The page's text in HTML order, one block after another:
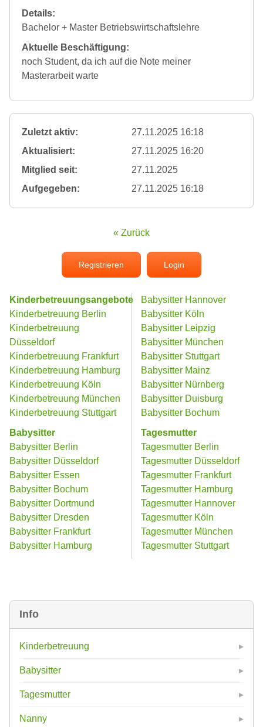
Info
Kinderbetreuung
Babysitter
Tagesmutter
Nanny
Details:
Bachelor + Master Betriebswirtschaftslehre
Aktuelle Beschäftigung:
noch Student, da ich auf die Note meiner
Masterarbeit warte
Zuletzt aktiv:
27.11.2025 16:18
Aktualisiert:
27.11.2025 16:20
Mitglied seit:
27.11.2025
Aufgegeben:
27.11.2025 16:18
« Zurück
Registrieren Login
Kinderbetreuungsangebote
Kinderbetreuung Berlin
Kinderbetreuung
Düsseldorf
Kinderbetreuung Frankfurt
Kinderbetreuung Hamburg
Kinderbetreuung Köln
Kinderbetreuung München
Kinderbetreuung Stuttgart
Babysitter
Babysitter Berlin
Babysitter Düsseldorf
Babysitter Essen
Babysitter Bochum
Babysitter Dortmund
Babysitter Dresden
Babysitter Frankfurt
Babysitter Hamburg
Babysitter Hannover
Babysitter Köln
Babysitter Leipzig
Babysitter München
Babysitter Stuttgart
Babysitter Mainz
Babysitter Nürnberg
Babysitter Duisburg
Babysitter Bochum
Tagesmutter
Tagesmutter Berlin
Tagesmutter Düsseldorf
Tagesmutter Frankfurt
Tagesmutter Hamburg
Tagesmutter Hannover
Tagesmutter Köln
Tagesmutter München
Tagesmutter Stuttgart